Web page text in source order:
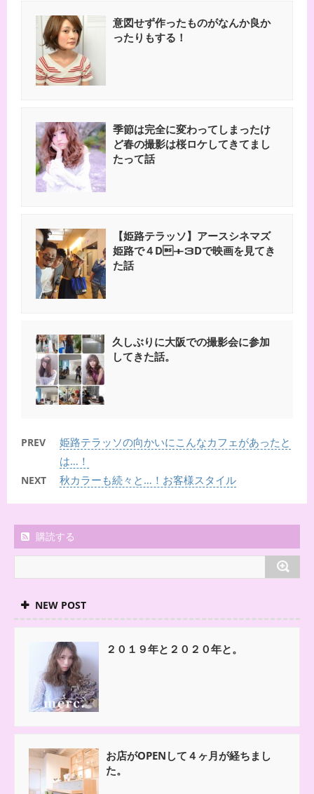
意図せず作ったものがなんか良か
ったりもする！
季節は完全に変わってしまったけ
ど春の撮影は桜ロケしてきてまし
たって話
【姫路テラッソ】アースシネマズ
姫路で４D＋３Dで映画を見てき
た話
久しぶりに大阪での撮影会に参加
してきた話。
PREV
姫路テラッソの向かいにこんなカフェがあったと
は…！
NEXT 秋カラーも続々と…！お客様スタイル
購読する
NEW POST
２０１９年と２０２０年と。
お店がOPENして４ヶ月が経ちまし
た。